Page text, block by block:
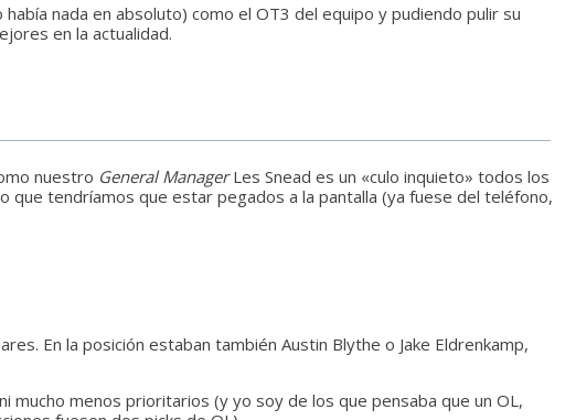
nada en absoluto) como el OT3 del equipo y pudiendo pulir su
en la actualidad.
nuestro General ManagerLes Snead es un «culo inquieto» todos los
que tendríamos que estar pegados a la pantalla (ya fuese del teléfono,
En la posición estaban también Austin Blythe o Jake Eldrenkamp,
mucho menos prioritarios (y yo soy de los que pensaba que un OL,